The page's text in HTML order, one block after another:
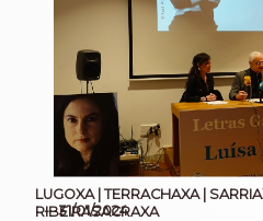
LUGOXA | TERRACHAXA |
RIBEIRASACRAXA
31/01/2024